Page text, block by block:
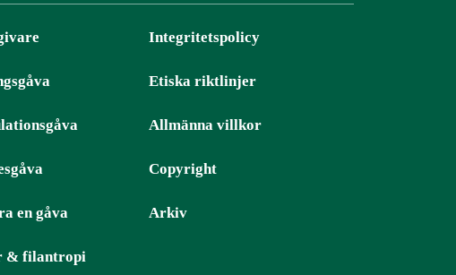
en gåva
& filantropi
Integritetspolicy
Etiska riktlinjer
Allmänna villkor
Copyright
Arkiv